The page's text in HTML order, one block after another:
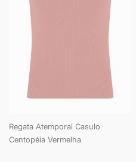
Regata Atemporal Casulo
Centopéia Vermelha